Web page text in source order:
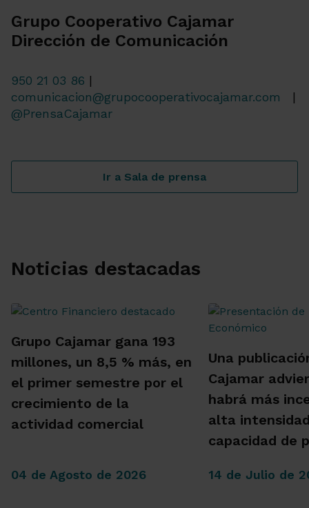
Grupo Cooperativo Cajamar
Dirección de Comunicación
950 21 03 86 |
comunicacion@grupocooperativocajamar.com |
@PrensaCajamar
Ir a Sala de prensa
Noticias destacadas
Grupo Cajamar gana 193
millones, un 8,5 % más, en
el primer semestre por el
crecimiento de la
actividad comercial
04 de Agosto de 2026
Una
Cajamar
habrá más
alta
capacidad de
14 de Julio de